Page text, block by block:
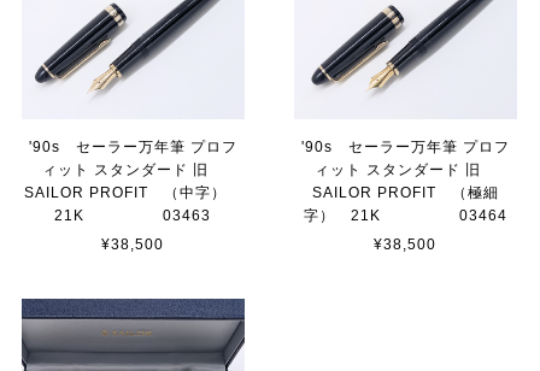
'90s セーラー万年筆 プロフ
ィット スタンダード 旧
SAILOR PROFIT （中字）
21K 03463
¥38,500
'90s セーラー万年筆 プロフ
ィット スタンダード 旧
SAILOR PROFIT （極細
字） 21K 03464
¥38,500